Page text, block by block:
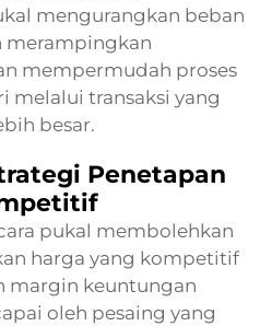
mengurangkan beban
merampingkan
mempermudah proses
melalui transaksi yang
besar.
Penetapan
pukal membolehkan
harga yang kompetitif
margin keuntungan
oleh pesaing yang